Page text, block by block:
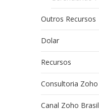
Outros Recursos
Dolar
Recursos
Consultoria Zoho
Canal Zoho Brasil